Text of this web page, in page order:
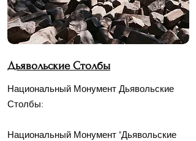
Дьявольские Столбы
Национальный Монумент Дьявольские
Столбы:
Национальный Монумент "Дьявольские